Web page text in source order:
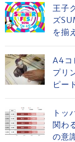
王子
ズ
を揃
A4コ
プリ
ピー
トッ
関わ
の意